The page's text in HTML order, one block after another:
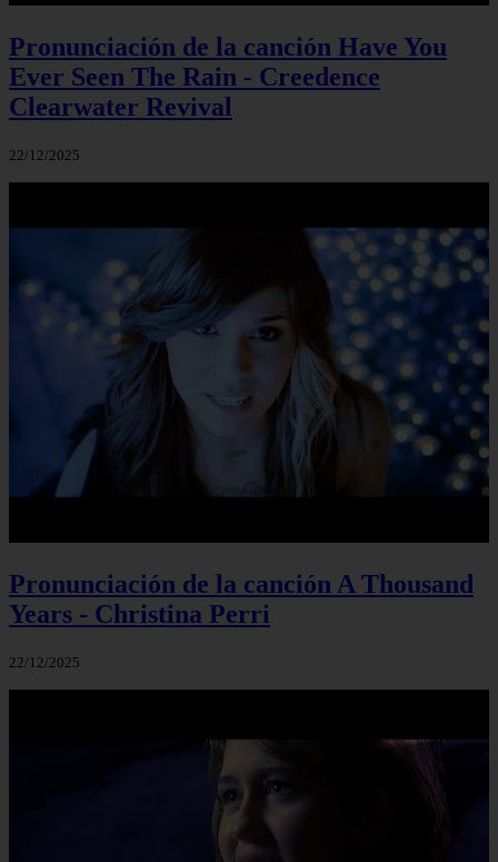
Pronunciación de la canción Have You
Ever Seen The Rain - Creedence
Clearwater Revival
22/12/2025
Pronunciación de la canción A Thousand
Years - Christina Perri
22/12/2025